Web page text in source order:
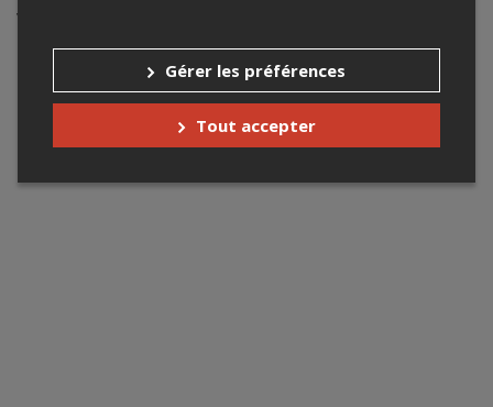
Votre recherche n'a retourné aucun résultat.
Gérer les préférences
Tout accepter